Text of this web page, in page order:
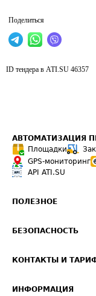
Поделиться
ID тендера в ATI.SU 46357
АВТОМАТИЗАЦИЯ
Площадки
GPS-мониторинг
API ATI.SU
ПОЛЕЗНОЕ
Звезды ATI.SU на вашем
Средние ставки
БЕЗОПАСНОСТЬ
Светофор+
КОНТАКТЫ И
ИНФОРМАЦИЯ